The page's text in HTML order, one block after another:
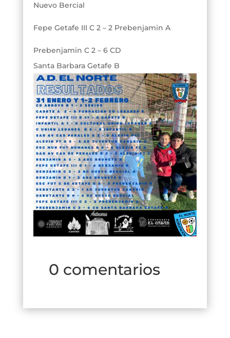
Nuevo Bercial
Fepe Getafe III C 2 – 2 Prebenjamin A
Prebenjamin C 2 – 6 CD
Santa Barbara Getafe B
0 comentarios